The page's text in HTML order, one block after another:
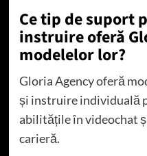
Ce tip de suport
instruire oferă
modelelor lor?
Gloria Agency oferă
și instruire individuală
abilitățile în videochat
carieră.